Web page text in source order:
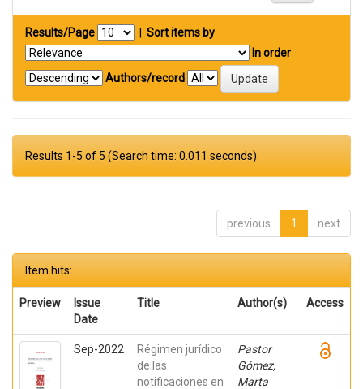
Results/Page
Sort items by
In order
Authors/record
Results 1-5 of 5 (Search time: 0.011 seconds).
previous 1 next
Item hits:
Preview
Issue
Date
Title Author(s) Access
Sep-2022
Régimen jurídico
de las
notificaciones en
Pastor
Gómez,
Marta